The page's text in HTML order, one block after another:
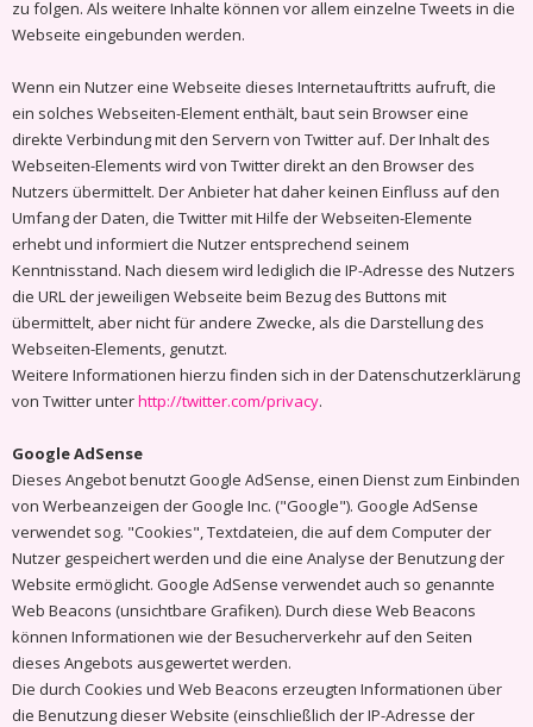
zu folgen. Als weitere Inhalte können vor allem einzelne Tweets in die
Webseite eingebunden werden.
Wenn ein Nutzer eine Webseite dieses Internetauftritts aufruft, die
ein solches Webseiten-Element enthält, baut sein Browser eine
direkte Verbindung mit den Servern von Twitter auf. Der Inhalt des
Webseiten-Elements wird von Twitter direkt an den Browser des
Nutzers übermittelt. Der Anbieter hat daher keinen Einfluss auf den
Umfang der Daten, die Twitter mit Hilfe der Webseiten-Elemente
erhebt und informiert die Nutzer entsprechend seinem
Kenntnisstand. Nach diesem wird lediglich die IP-Adresse des Nutzers
die URL der jeweiligen Webseite beim Bezug des Buttons mit
übermittelt, aber nicht für andere Zwecke, als die Darstellung des
Webseiten-Elements, genutzt.
Weitere Informationen hierzu finden sich in der Datenschutzerklärung
von Twitter unterhttp://twitter.com/privacy.
Google AdSense
Dieses Angebot benutzt Google AdSense, einen Dienst zum Einbinden
von Werbeanzeigen der Google Inc. ("Google"). Google AdSense
verwendet sog. "Cookies", Textdateien, die auf dem Computer der
Nutzer gespeichert werden und die eine Analyse der Benutzung der
Website ermöglicht. Google AdSense verwendet auch so genannte
Web Beacons (unsichtbare Grafiken). Durch diese Web Beacons
können Informationen wie der Besucherverkehr auf den Seiten
dieses Angebots ausgewertet werden.
Die durch Cookies und Web Beacons erzeugten Informationen über
die Benutzung dieser Website (einschließlich der IP-Adresse der